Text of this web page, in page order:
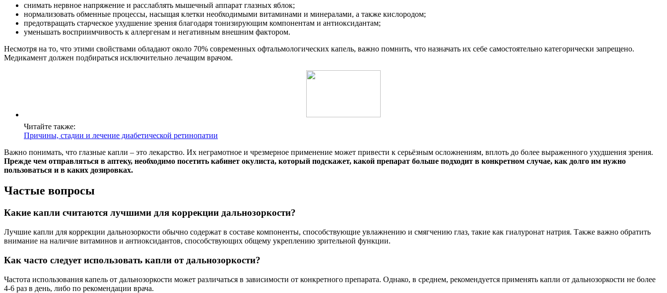
снимать нервное напряжение и расслаблять мышечный аппарат глазных яблок;
нормализовать обменные процессы, насыщая клетки необходимыми витаминами и минералами, а также кислородом;
предотвращать старческое ухудшение зрения благодаря тонизирующим компонентам и антиоксидантам;
уменьшать восприимчивость к аллергенам и негативным внешним фактором.
Несмотря на то, что этими свойствами обладают около 70% современных офтальмологических капель, важно помнить, что назначать их себе самостоятельно категорически запрещено.
Медикамент должен подбираться исключительно лечащим врачом.
Читайте также:
Причины, стадии и лечение диабетической ретинопатии
Важно понимать, что глазные капли – это лекарство. Их неграмотное и чрезмерное применение может привести к серьёзным осложнениям, вплоть до более выраженного ухудшения зрения.
Прежде чем отправляться в аптеку, необходимо посетить кабинет окулиста, который подскажет, какой препарат больше подходит в конкретном случае, как долго им нужно
пользоваться и в каких дозировках.
Частые вопросы
Какие капли считаются лучшими для коррекции дальнозоркости?
Лучшие капли для коррекции дальнозоркости обычно содержат в составе компоненты, способствующие увлажнению и смягчению глаз, такие как гиалуронат натрия. Также важно обратить
внимание на наличие витаминов и антиоксидантов, способствующих общему укреплению зрительной функции.
Как часто следует использовать капли от дальнозоркости?
Частота использования капель от дальнозоркости может различаться в зависимости от конкретного препарата. Однако, в среднем, рекомендуется применять капли от дальнозоркости не более
4-6 раз в день, либо по рекомендации врача.